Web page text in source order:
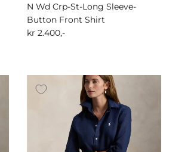
N Wd Crp-St-Long Sleeve-
Button Front Shirt
kr 2.400,-